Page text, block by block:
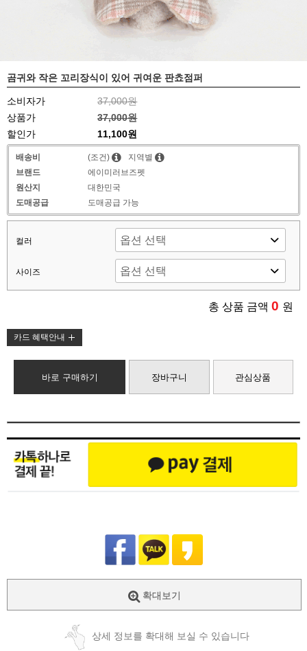
곰귀와 작은 꼬리장식이 있어 귀여운 판쵸점퍼
소비자가
37,000원
상품가
37,000원
할인가
11,100원
배송비 (조건)
지역별
브랜드
에이미러브즈펫
원산지
대한민국
도매공급
도매공급 가능
컬러
사이즈
총 상품 금액 0 원
카드 혜택안내
바로 구매하기 장바구니 관심상품
확대보기
상세 정보를 확대해 보실 수 있습니다